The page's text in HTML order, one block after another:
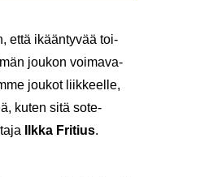
että ikään­ty­vää toi­
jou­kon voi­ma­va­
jou­kot liik­keel­le,
kuten sitä sote-​
Ilkka Fri­tius.